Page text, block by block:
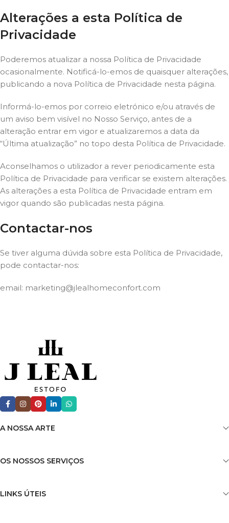
Alterações a esta Política de
Privacidade
Poderemos atualizar a nossa Política de Privacidade
ocasionalmente. Notificá-lo-emos de quaisquer alterações,
publicando a nova Política de Privacidade nesta página.
Informá-lo-emos por correio eletrónico e/ou através de
um aviso bem visível no Nosso Serviço, antes de a
alteração entrar em vigor e atualizaremos a data da
“Última atualização” no topo desta Política de Privacidade.
Aconselhamos o utilizador a rever periodicamente esta
Política de Privacidade para verificar se existem alterações.
As alterações a esta Política de Privacidade entram em
vigor quando são publicadas nesta página.
Contactar-nos
Se tiver alguma dúvida sobre esta Política de Privacidade,
pode contactar-nos:
email: marketing@jlealhomeconfort.com
A NOSSA ARTE
OS NOSSOS SERVIÇOS
LINKS ÚTEIS